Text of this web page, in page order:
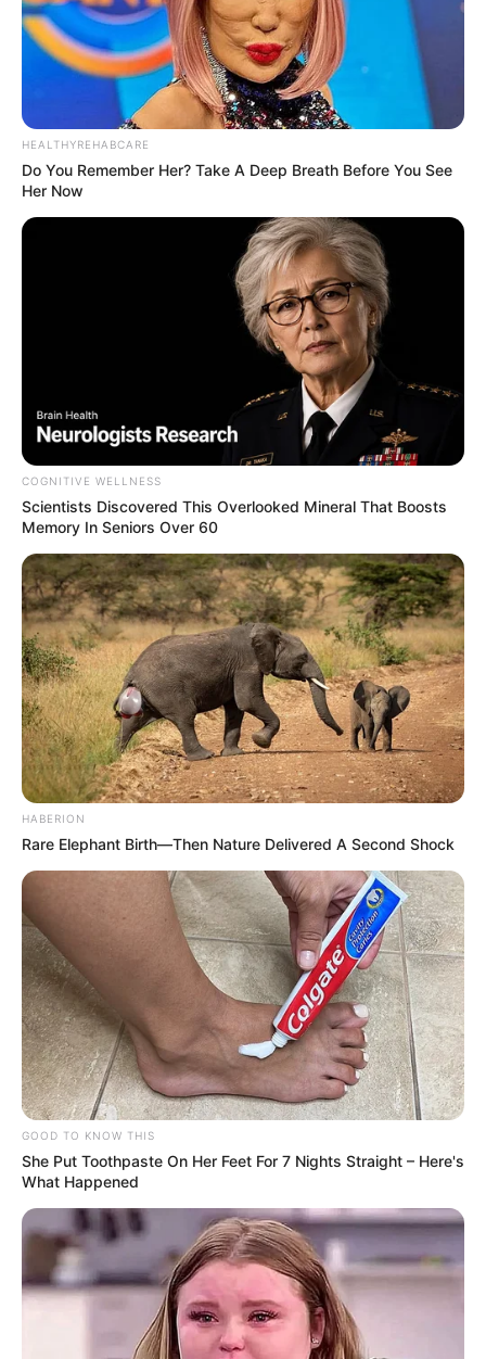
HEALTHYREHABCARE
Do You Remember Her? Take A Deep Breath Before You See
Her Now
COGNITIVE WELLNESS
Scientists Discovered This Overlooked Mineral That Boosts
Memory In Seniors Over 60
HABERION
Rare Elephant Birth—Then Nature Delivered A Second Shock
GOOD TO KNOW THIS
She Put Toothpaste On Her Feet For 7 Nights Straight – Here's
What Happened